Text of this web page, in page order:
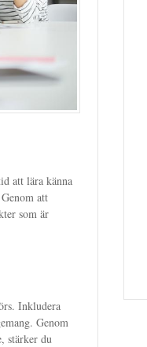
att lära känna
att
som är
Inkludera
Genom
stärker du